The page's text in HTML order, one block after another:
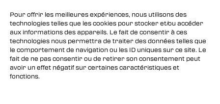
Pour offrir les meilleures expériences, nous utilisons des
technologies telles que les cookies pour stocker et/ou accéder
aux informations des appareils. Le fait de consentir à ces
technologies nous permettra de traiter des données telles que
le comportement de navigation ou les ID uniques sur ce site. Le
fait de ne pas consentir ou de retirer son consentement peut
avoir un effet négatif sur certaines caractéristiques et
fonctions.
RESTEZ INFORMÉS
Inscrivez-vous à notre newsletter pour être les
premiers à être informés des nouveaux
arrivages, des ventes, du contenu exclusif, des
événements et plus encore !